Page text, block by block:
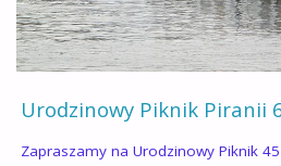
–
REJS
ODRZE."
Urodzinowy Piknik Piranii
Zapraszamy na Urodzinowy Piknik